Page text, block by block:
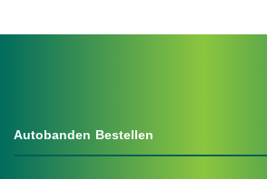
Autobanden Bestellen